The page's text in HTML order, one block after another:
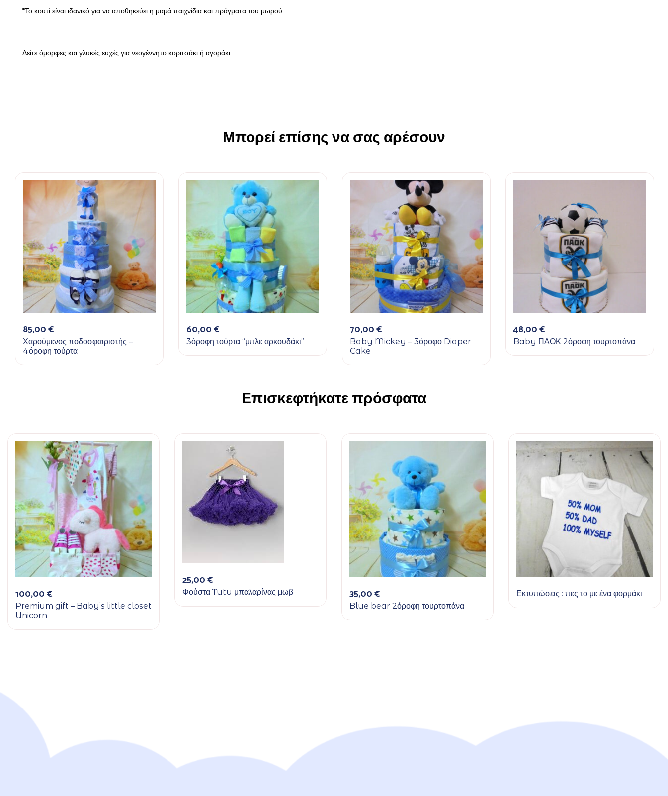
*Το κουτί είναι ιδανικό για να αποθηκεύει η μαμά παιχνίδια και πράγματα του μωρού
Δείτε όμορφες και γλυκές ευχές για νεογέννητο κοριτσάκι ή αγοράκι
Μπορεί επίσης να σας αρέσουν
85,00€
Χαρούμενος ποδοσφαιριστής –
4όροφη τούρτα
60,00€
3όροφη τούρτα “μπλε αρκουδάκι”
70,00€
Baby Mickey – 3όροφο Diaper
Cake
48,00€
Baby ΠΑΟΚ 2όροφη τουρτοπάνα
Επισκεφτήκατε πρόσφατα
100,00€
Premium gift – Baby’s little closet
Unicorn
25,00€
Φούστα Tutu μπαλαρίνας μωβ 35,00€
Blue bear 2όροφη τουρτοπάνα
Εκτυπώσεις : πες το με ένα φορμάκι